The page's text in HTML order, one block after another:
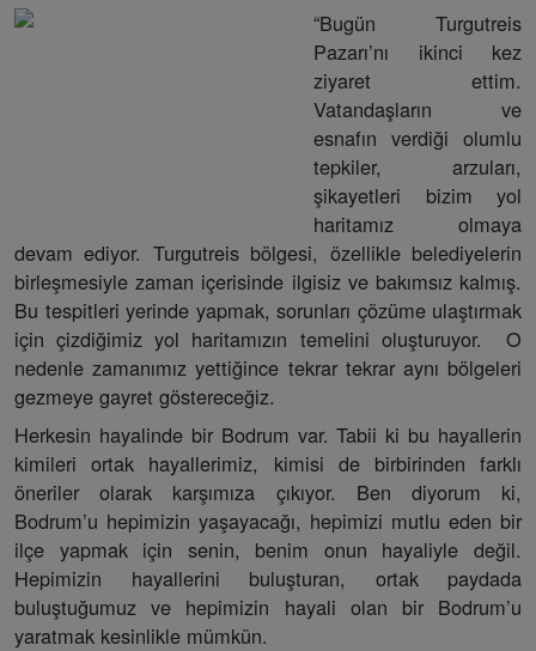
“Bugün Turgutreis
Pazarı’nı ikinci kez
ziyaret ettim.
Vatandaşların ve
esnafın verdiği olumlu
tepkiler, arzuları,
şikayetleri bizim yol
haritamız olmaya
devam ediyor. Turgutreis bölgesi, özellikle belediyelerin
birleşmesiyle zaman içerisinde ilgisiz ve bakımsız kalmış.
Bu tespitleri yerinde yapmak, sorunları çözüme ulaştırmak
için çizdiğimiz yol haritamızın temelini oluşturuyor. O
nedenle zamanımız yettiğince tekrar tekrar aynı bölgeleri
gezmeye gayret göstereceğiz.
Herkesin hayalinde bir Bodrum var. Tabii ki bu hayallerin
kimileri ortak hayallerimiz, kimisi de birbirinden farklı
öneriler olarak karşımıza çıkıyor. Ben diyorum ki,
Bodrum’u hepimizin yaşayacağı, hepimizi mutlu eden bir
ilçe yapmak için senin, benim onun hayaliyle değil.
Hepimizin hayallerini buluşturan, ortak paydada
buluştuğumuz ve hepimizin hayali olan bir Bodrum’u
yaratmak kesinlikle mümkün.